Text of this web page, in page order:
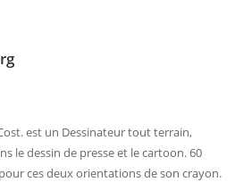
est un Dessinateur tout terrain,
le dessin de presse et le cartoon. 60
ces deux orientations de son crayon.